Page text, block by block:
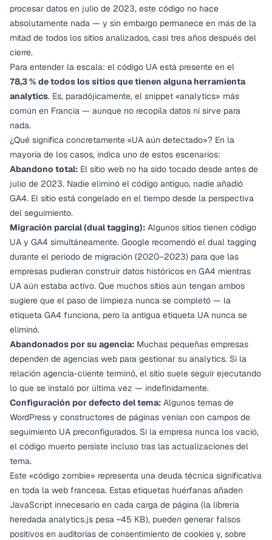
procesar datos en julio de 2023, este código no hace
absolutamente nada — y sin embargo permanece en más de la
mitad de todos los sitios analizados, casi tres años después del
cierre.
Para entender la escala: el código UA está presente en el
78,3 % de todos los sitios que tienen alguna herramienta
analytics. Es, paradójicamente, el snippet «analytics» más
común en Francia — aunque no recopila datos ni sirve para
nada.
¿Qué significa concretamente «UA aún detectado»? En la
mayoría de los casos, indica uno de estos escenarios:
Abandono total: El sitio web no ha sido tocado desde antes de
julio de 2023. Nadie eliminó el código antiguo, nadie añadió
GA4. El sitio está congelado en el tiempo desde la perspectiva
del seguimiento.
Migración parcial (dual tagging): Algunos sitios tienen código
UA y GA4 simultáneamente. Google recomendó el dual tagging
durante el periodo de migración (2020–2023) para que las
empresas pudieran construir datos históricos en GA4 mientras
UA aún estaba activo. Que muchos sitios aún tengan ambos
sugiere que el paso de limpieza nunca se completó — la
etiqueta GA4 funciona, pero la antigua etiqueta UA nunca se
eliminó.
Abandonados por su agencia: Muchas pequeñas empresas
dependen de agencias web para gestionar su analytics. Si la
relación agencia-cliente terminó, el sitio suele seguir ejecutando
lo que se instaló por última vez — indefinidamente.
Configuración por defecto del tema: Algunos temas de
WordPress y constructores de páginas venían con campos de
seguimiento UA preconfigurados. Si la empresa nunca los vació,
el código muerto persiste incluso tras las actualizaciones del
tema.
Este «código zombie» representa una deuda técnica significativa
en toda la web francesa. Estas etiquetas huérfanas añaden
JavaScript innecesario en cada carga de página (la librería
heredada analytics.js pesa ~45 KB), pueden generar falsos
positivos en auditorías de consentimiento de cookies y, sobre